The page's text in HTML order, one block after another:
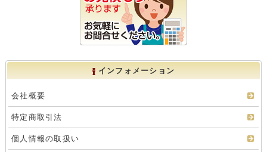
インフォメーション
会社概要
特定商取引法
個人情報の取扱い